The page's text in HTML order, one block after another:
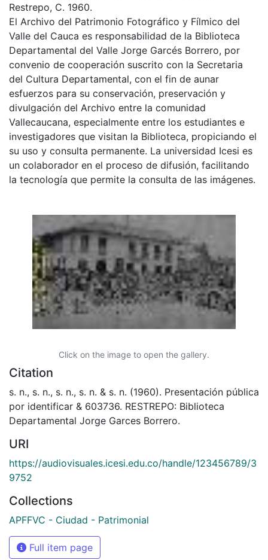
Restrepo, C. 1960.
El Archivo del Patrimonio Fotográfico y Fílmico del
Valle del Cauca es responsabilidad de la Biblioteca
Departamental del Valle Jorge Garcés Borrero, por
convenio de cooperación suscrito con la Secretaria
del Cultura Departamental, con el fin de aunar
esfuerzos para su conservación, preservación y
divulgación del Archivo entre la comunidad
Vallecaucana, especialmente entre los estudiantes e
investigadores que visitan la Biblioteca, propiciando el
su uso y consulta permanente. La universidad Icesi es
un colaborador en el proceso de difusión, facilitando
la tecnología que permite la consulta de las imágenes.
Click on the image to open the gallery.
Citation
s. n., s. n., s. n., s. n. & s. n. (1960). Presentación pública
por identificar & 603736. RESTREPO: Biblioteca
Departamental Jorge Garces Borrero.
URI
https://audiovisuales.icesi.edu.co/handle/123456789/3
9752
Collections
APFFVC - Ciudad - Patrimonial
Full item page